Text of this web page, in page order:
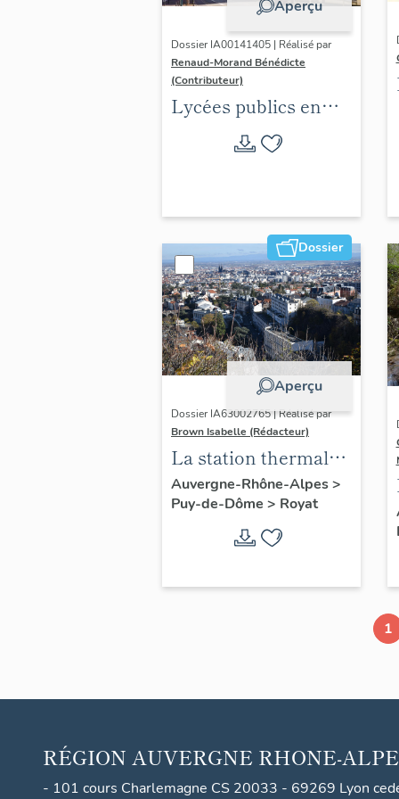
Aperçu
Dossier IA00141405 | Réalisé par
Renaud-Morand Bénédicte
(Contributeur)
Lycées publics en
espace urbain (1802-
Dossier
Aperçu
Dossier IA63002765 | Réalisé par
Brown Isabelle (Rédacteur)
La station thermale
de Royat-
Chamalières
Auvergne-Rhône-Alpes>
Puy-de-Dôme > Royat
1
RÉGION AUVERGNE RHONE-
- 101 cours Charlemagne CS 20033 - 69269 Lyon